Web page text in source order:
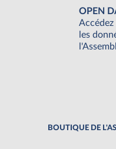
OPEN
les
BOUTIQUE DE